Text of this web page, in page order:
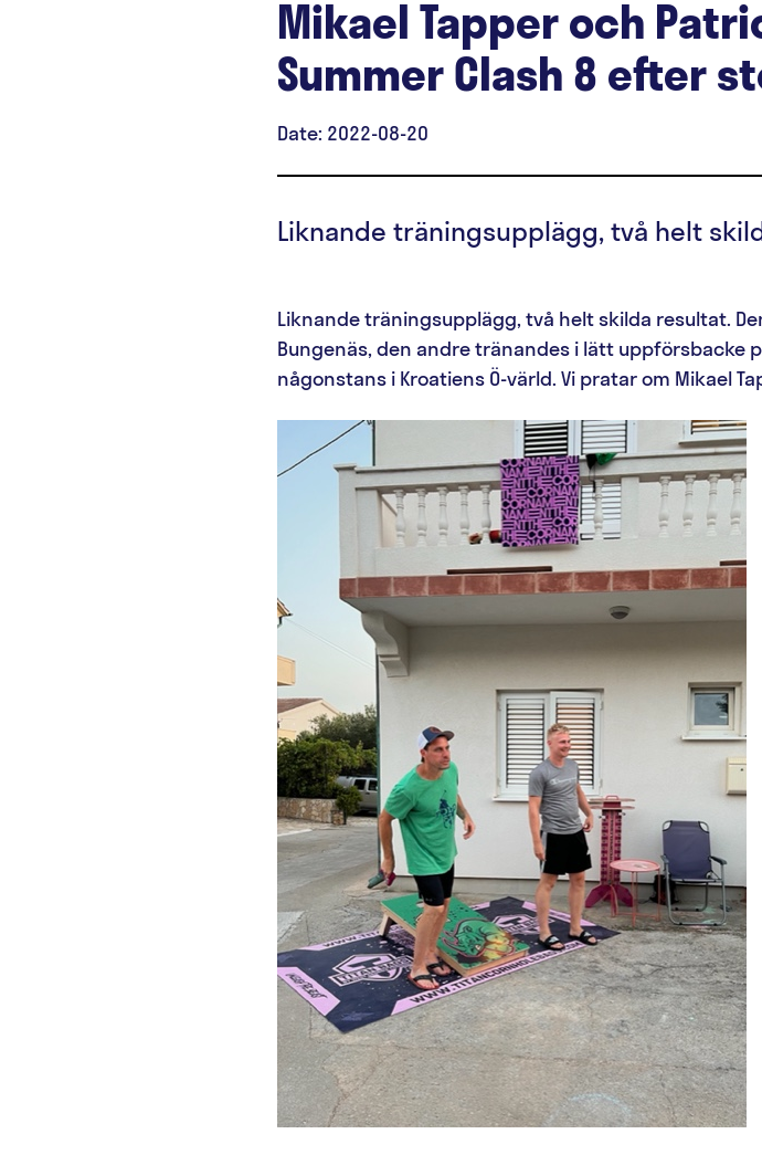
Mikael Tapper och
Summer Clash 8 efter
Date: 2022-08-20
Liknande träningsupplägg, två helt
Liknande träningsupplägg, två helt skilda resultat.
Bungenäs, den andre tränandes i lätt uppförsbacke
någonstans i Kroatiens Ö-värld. Vi pratar om Mikael